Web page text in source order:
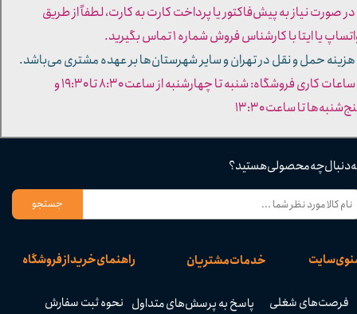
راهنمای خرید از فروشگاه
نحوه ثبت سفارش
خدمات مشتریان
پاسخ به پرسش‌های متداول
سایت
فرصت‌های شغلی
دنبال چه محصولی هستید؟
جستجو
صورت نیاز به پیش‌فاکتور یا پرداخت کارت به کارت، لطفاً از طریق
یا ایتا با کارشناس فروش شماره ۱ تماس بگیرید.
حمل و نقل در تهران و سایر شهرستان‌ها بر عهده مشتری می‌باشد.
- ساعات کاری فروشگاه: شنبه تا چهارشنبه از ساعت ۸:۳۰ تا ۱۹:۳۰ و
تا ساعت ۱۳:۳۰​​​​​​​